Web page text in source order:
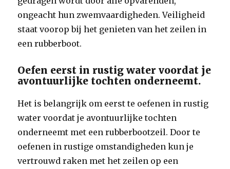
ongeacht hun zwemvaardigheden. Veiligheid
staat voorop bij het genieten van het zeilen in
een rubberboot.
Oefen eerst in rustig water voordat je
avontuurlijke tochten onderneemt.
Het is belangrijk om eerst te oefenen in rustig
water voordat je avontuurlijke tochten
onderneemt met een rubberbootzeil. Door te
oefenen in rustige omstandigheden kun je
vertrouwd raken met het zeilen op een